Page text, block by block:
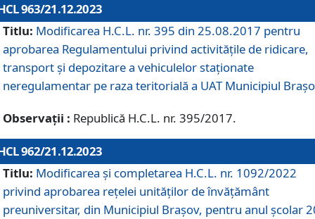
963/21.12.2023
Titlu: Modificarea H.C.L. nr. 395 din 25.08.2017 pentru
aprobarea Regulamentului privind activitățile de ridicare,
transport şi depozitare a vehiculelor staționate
neregulamentar pe raza teritorială a UAT Municipiul
Observații : Republică H.C.L. nr. 395/2017.
962/21.12.2023
Titlu: Modificarea și completarea H.C.L. nr. 1092/2022
privind aprobarea rețelei unităților de învăţământ
preuniversitar, din Municipiul Braşov, pentru anul școlar